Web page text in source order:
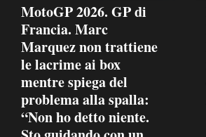
MotoGP 2026. GP di
Francia. Marc
Marquez non trattiene
le lacrime ai box
mentre spiega del
problema alla spalla:
“Non ho detto niente.